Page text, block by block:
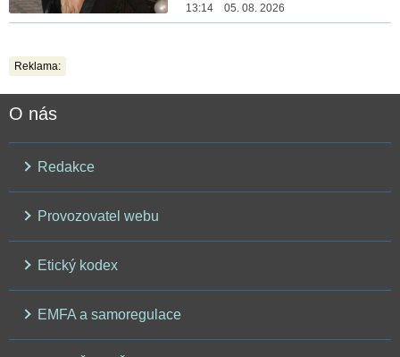
13:14 05. 08. 2026
Reklama:
O nás
Redakce
Provozovatel webu
Etický kodex
EMFA a samoregulace